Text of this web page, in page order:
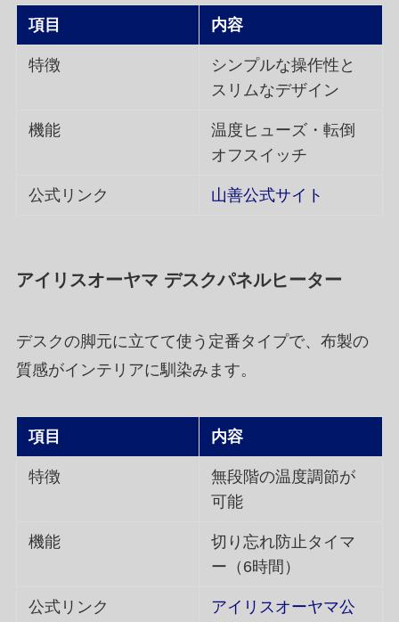
項目 内容
特徴
シンプルな操作性と
スリムなデザイン
機能
温度ヒューズ・転倒
オフスイッチ
公式リンク 山善公式サイト
アイリスオーヤマ デスクパネルヒーター
デスクの脚元に立てて使う定番タイプで、布製の
質感がインテリアに馴染みます。
項目 内容
特徴
無段階の温度調節が
可能
機能
切り忘れ防止タイマ
ー（6時間）
公式リンク
アイリスオーヤマ公